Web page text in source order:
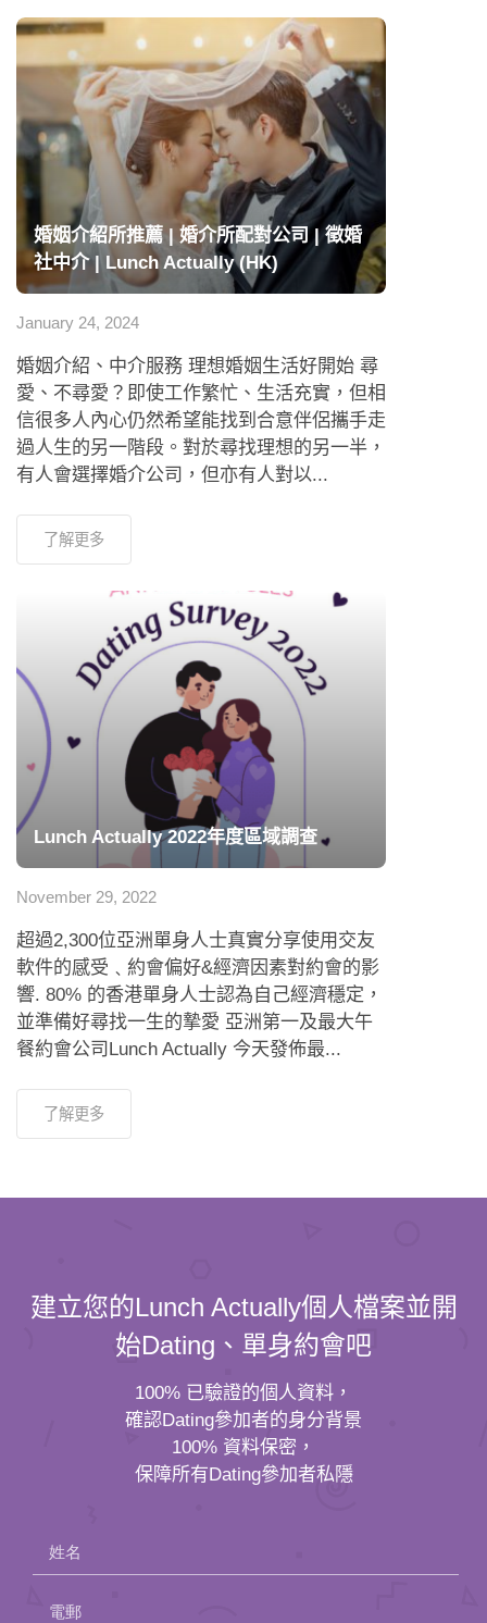
婚姻介紹所推薦 | 婚介所配對公司 | 徵婚
社中介 | Lunch Actually (HK)
January 24, 2024
婚姻介紹、中介服務 理想婚姻生活好開始 尋
愛、不尋愛？即使工作繁忙、生活充實，但相
信很多人內心仍然希望能找到合意伴侶攜手走
過人生的另一階段。對於尋找理想的另一半，
有人會選擇婚介公司，但亦有人對以...
了解更多
Lunch Actually 2022年度區域調查
November 29, 2022
超過2,300位亞洲單身人士真實分享使用交友
軟件的感受﹑約會偏好&經濟因素對約會的影
響. 80% 的香港單身人士認為自己經濟穩定，
並準備好尋找一生的摯愛 亞洲第一及最大午
餐約會公司Lunch Actually 今天發佈最...
了解更多
建立您的Lunch Actually個人檔案並開
始Dating、單身約會吧
100% 已驗證的個人資料，
確認Dating參加者的身分背景
100% 資料保密，
保障所有Dating參加者私隱
姓名
電郵